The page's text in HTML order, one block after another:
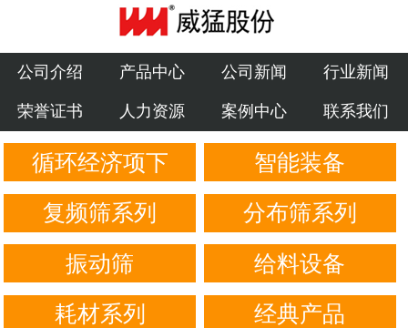
公司介绍
产品中心
公司新闻
行业新闻
荣誉证书
人力资源
案例中心
公司介绍 产品中心 公司新闻 行业新闻
荣誉证书 人力资源 案例中心 联系我们
循环经济项下 智能装备
复频筛系列 分布筛系列
振动筛 给料设备
耗材系列 经典产品